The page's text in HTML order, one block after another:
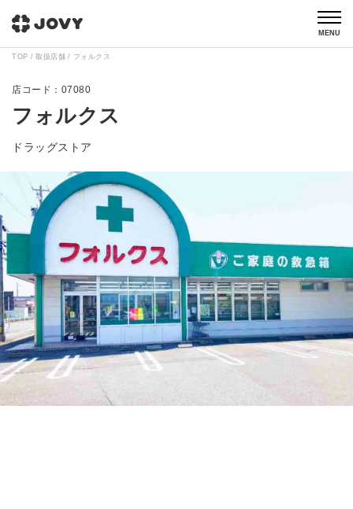
MENU
TOP 取扱店舗 フォルクス
07080
フォルクス
ドラッグストア